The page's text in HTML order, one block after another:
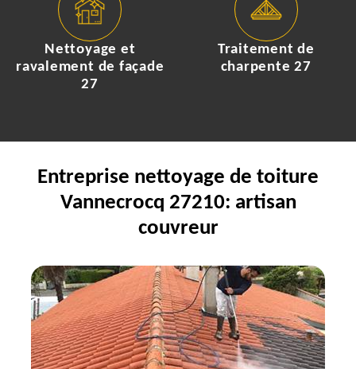
Nettoyage et
ravalement de façade
27
Traitement de
charpente 27
Entreprise nettoyage de toiture
Vannecrocq 27210: artisan
couvreur